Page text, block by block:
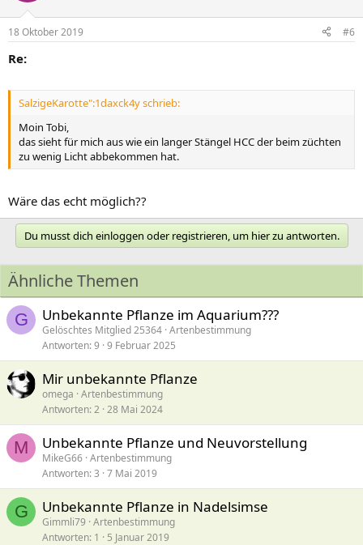
18 Oktober 2019 #6
Re:
SalzigeKarotte":1daxck4y schrieb:
Moin Tobi,
das sieht für mich aus wie ein langer Stängel HCC der beim züchten
zu wenig Licht abbekommen hat.
Wäre das echt möglich??
Du musst dich einloggen oder registrieren, um hier zu antworten.
Ähnliche Themen
G Unbekannte Pflanze im Aquarium???
Gelöschtes Mitglied 25364 Artenbestimmung
Antworten 9 9 Februar 2025
Mir unbekannte Pflanze
omega Artenbestimmung
Antworten 2 28 Mai 2024
M Unbekannte Pflanze und Neuvorstellung
MikeG66 Artenbestimmung
Antworten 3 7 Mai 2019
G Unbekannte Pflanze in Nadelsimse
Gimmli79 Artenbestimmung
Antworten 1 5 Januar 2019